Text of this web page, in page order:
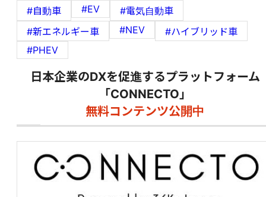
#自動車 #EV
#電気自動車
#新エネルギー車
#NEV
#ハイブリッド車
#PHEV
日本企業のDXを促進するプラットフォーム
「CONNECTO」
無料コンテンツ公開中